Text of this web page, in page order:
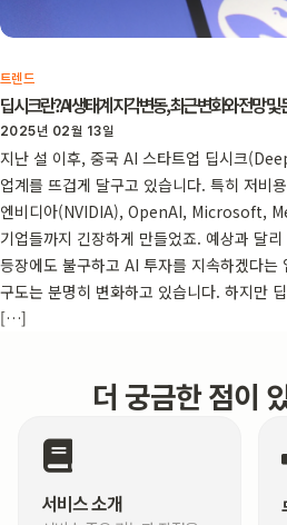
트렌드
딥시크란? AI 생태계 지각변동, 최근 변화와 전망
2025년 02월 13일
지난 설 이후, 중국 AI 스타트업 딥시크
업계를 뜨겁게 달구고 있습니다. 특히 저비
엔비디아(NVIDIA), OpenAI, Microsoft,
기업들까지 긴장하게 만들었죠. 예상과 달
등장에도 불구하고 AI 투자를 지속하겠다는
구도는 분명히 변화하고 있습니다. 하지만
[…]
더 궁금한 점이
서비스 소개